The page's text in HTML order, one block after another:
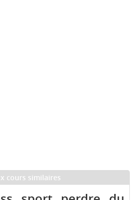
cours similaires